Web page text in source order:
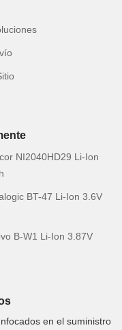
NI2040HD29 Li-Ion
BT-47 Li-Ion 3.6V
B-W1 Li-Ion 3.87V
en el suministro